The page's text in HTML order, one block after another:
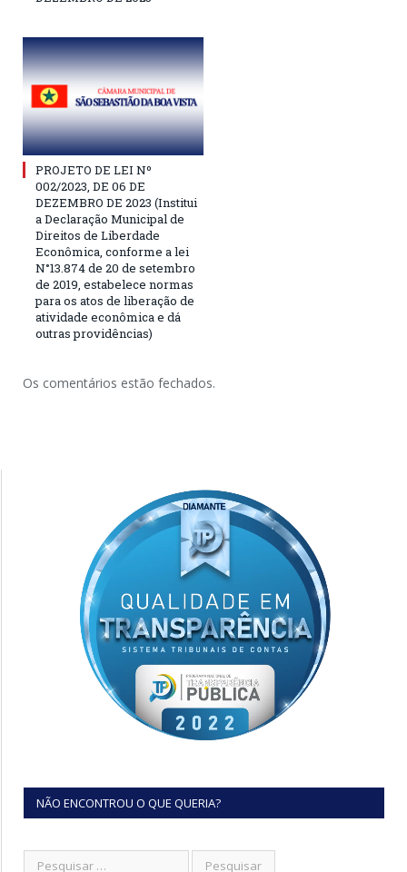
PROJETO DE LEI Nº
002/2023, DE 06 DE
DEZEMBRO DE 2023 (Institui
a Declaração Municipal de
Direitos de Liberdade
Econômica, conforme a lei
N°13.874 de 20 de setembro
de 2019, estabelece normas
para os atos de liberação de
atividade econômica e dá
outras providências)
Os comentários estão fechados.
NÃO ENCONTROU O QUE QUERIA?